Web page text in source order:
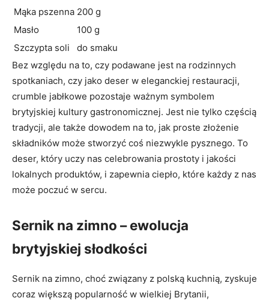
Mąka pszenna 200 g
Masło
100 g
Szczypta soli
do smaku
Bez względu na to, czy podawane jest na rodzinnych
spotkaniach, czy jako deser w eleganckiej restauracji,
crumble jabłkowe pozostaje ważnym symbolem
brytyjskiej kultury gastronomicznej. Jest nie tylko częścią
tradycji, ale także dowodem na to, jak proste złożenie
składników może stworzyć coś niezwykle pysznego. To
deser, który uczy nas celebrowania prostoty i jakości
lokalnych produktów, i zapewnia ciepło, które każdy z nas
może poczuć w sercu.
Sernik na zimno – ewolucja
brytyjskiej słodkości
Sernik na zimno, choć związany z polską kuchnią, zyskuje
coraz większą popularność w wielkiej Brytanii,